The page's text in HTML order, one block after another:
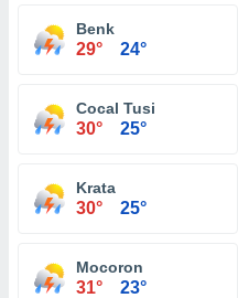
Benk
29° 24°
Cocal Tusi
30° 25°
Krata
30° 25°
Mocoron
31° 23°